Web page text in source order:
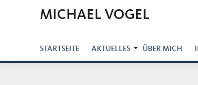
MICHAEL VOGEL
STARTSEITE AKTUELLES ÜBER MICH